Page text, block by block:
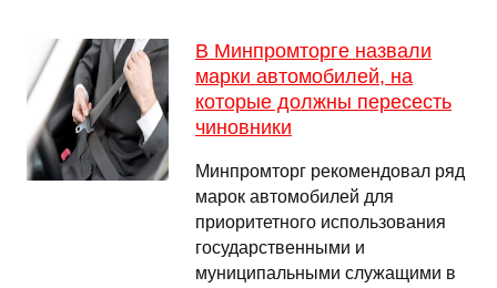
В Минпромторге назвали
марки автомобилей, на
которые должны пересесть
чиновники
Минпромторг рекомендовал ряд
марок автомобилей для
приоритетного использования
государственными и
муниципальными служащими в